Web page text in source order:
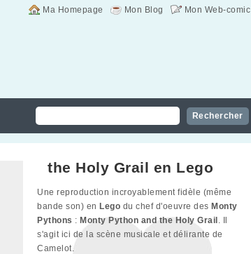
Mon Web-comic
Mon Blog
Ma Homepage
the Holy Grail en Lego
Une reproduction incroyablement fidèle (même
bande son) en Lego du chef d'oeuvre des Monty
Pythons : Monty Python and the Holy Grail . Il
s'agit ici de la scène musicale et délirante de
Camelot.